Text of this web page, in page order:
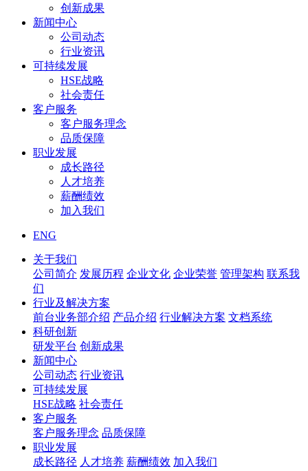
创新成果
新闻中心
公司动态
行业资讯
可持续发展
HSE战略
社会责任
客户服务
客户服务理念
品质保障
职业发展
成长路径
人才培养
薪酬绩效
加入我们
ENG
关于我们
公司简介 发展历程 企业文化 企业荣誉 管理架构 联系我
们
行业及解决方案
前台业务部介绍 产品介绍 行业解决方案 文档系统
科研创新
研发平台 创新成果
新闻中心
公司动态 行业资讯
可持续发展
HSE战略 社会责任
客户服务
客户服务理念 品质保障
职业发展
成长路径 人才培养 薪酬绩效 加入我们